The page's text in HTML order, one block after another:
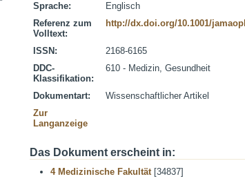
Sprache:
Englisch
Referenz zum
Volltext:
http://dx.doi.org/10.1001/
ISSN:
2168-6165
DDC-
Klassifikation:
610 - Medizin, Gesundheit
Dokumentart:
Wissenschaftlicher Artikel
Zur
Langanzeige
Das Dokument erscheint in:
4 Medizinische Fakultät[34837]